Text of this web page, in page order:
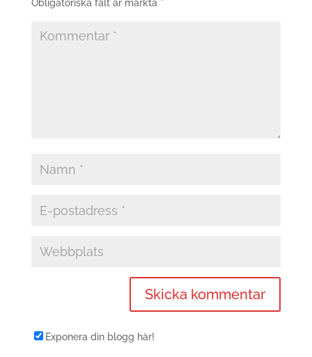
Obligatoriska fält är märkta *
Exponera din blogg här!